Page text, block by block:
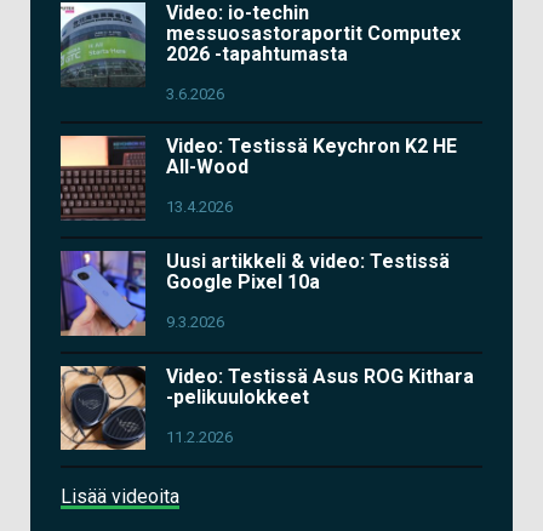
Video: io-techin
messuosastoraportit Computex
2026 -tapahtumasta
3.6.2026
Video: Testissä Keychron K2 HE
All-Wood
13.4.2026
Uusi artikkeli & video: Testissä
Google Pixel 10a
9.3.2026
Video: Testissä Asus ROG Kithara
-pelikuulokkeet
11.2.2026
Lisää videoita